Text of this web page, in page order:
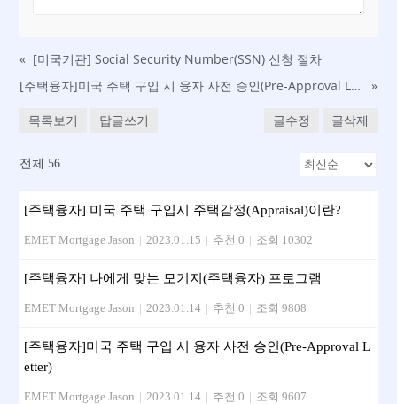
« [미국기관] Social Security Number(SSN) 신청 절차
[주택융자]미국 주택 구입 시 융자 사전 승인(Pre-Approval Letter)
»
목록보기 답글쓰기 글수정 글삭제
전체 56
[주택융자] 미국 주택 구입시 주택감정(Appraisal)이란?
EMET Mortgage Jason | 2023.01.15 | 추천 0 | 조회 10302
[주택융자] 나에게 맞는 모기지(주택융자) 프로그램
EMET Mortgage Jason | 2023.01.14 | 추천 0 | 조회 9808
[주택융자]미국 주택 구입 시 융자 사전 승인(Pre-Approval L
etter)
EMET Mortgage Jason | 2023.01.14 | 추천 0 | 조회 9607